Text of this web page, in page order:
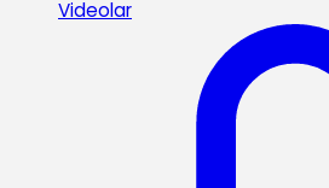
Videolar